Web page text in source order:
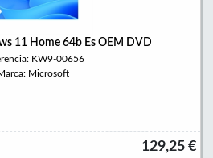
11 Home 64b Es OEM DVD
KW9-00656
Microsoft
129,25 €